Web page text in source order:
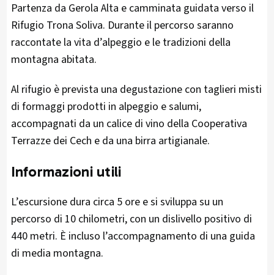
Partenza da Gerola Alta e camminata guidata verso il
Rifugio Trona Soliva. Durante il percorso saranno
raccontate la vita d’alpeggio e le tradizioni della
montagna abitata.
Al rifugio è prevista una degustazione con taglieri misti
di formaggi prodotti in alpeggio e salumi,
accompagnati da un calice di vino della Cooperativa
Terrazze dei Cech e da una birra artigianale.
Informazioni utili
L’escursione dura circa 5 ore e si sviluppa su un
percorso di 10 chilometri, con un dislivello positivo di
440 metri. È incluso l’accompagnamento di una guida
di media montagna.